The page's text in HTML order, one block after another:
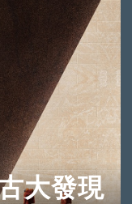
大發現